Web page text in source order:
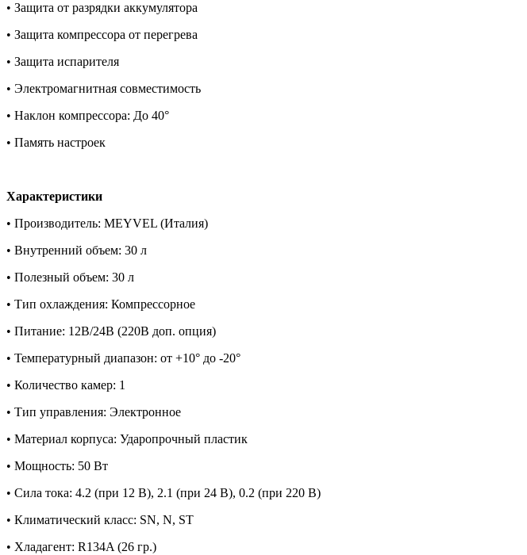
• Защита от разрядки аккумулятора
• Защита компрессора от перегрева
• Защита испарителя
• Электромагнитная совместимость
• Наклон компрессора: До 40°
• Память настроек
Характеристики
• Производитель: MEYVEL (Италия)
• Внутренний объем: 30 л
• Полезный объем: 30 л
• Тип охлаждения: Компрессорное
• Питание: 12В/24В (220В доп. опция)
• Температурный диапазон: от +10° до -20°
• Количество камер: 1
• Тип управления: Электронное
• Материал корпуса: Ударопрочный пластик
• Мощность: 50 Вт
• Сила тока: 4.2 (при 12 В), 2.1 (при 24 В), 0.2 (при 220 В)
• Климатический класс: SN, N, ST
• Хладагент: R134A (26 гр.)